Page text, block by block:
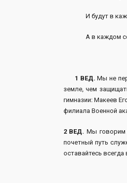
И будут в
А в каждом
1 ВЕД. Мы не
земле, чем
гимназии: Макеев
филиала Военной
2 ВЕД. Мы говорим
почетный путь
оставайтесь